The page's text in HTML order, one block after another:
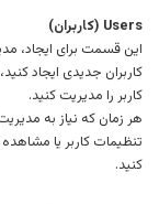
Users (کاربران)
این قسمت برای ایجاد،
کاربران جدیدی ایجاد
کاربر را مدیریت کنید.
هر زمان که نیاز به
تنظیمات کاربر یا مشاهده
کنید.